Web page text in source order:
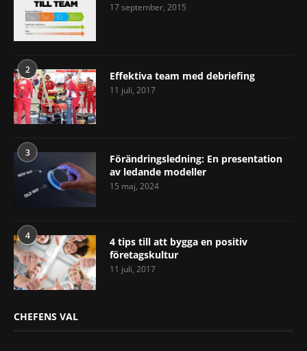
17 september, 2015
2 Effektiva team med debriefing
11 juli, 2017
3
Förändringsledning: En presentation
av ledande modeller
15 maj, 2024
4
4 tips till att bygga en positiv
företagskultur
11 juli, 2017
CHEFENS VAL